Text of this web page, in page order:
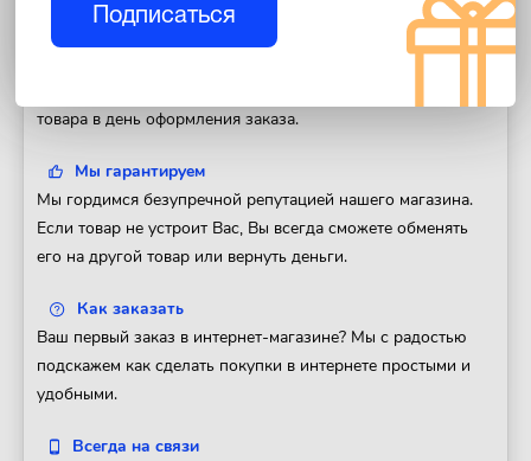
Полезная информация
товара в день оформления заказа.
Мы гарантируем
Мы гордимся безупречной репутацией нашего магазина.
Если товар не устроит Вас, Вы всегда сможете обменять
его на другой товар или вернуть деньги.
Как заказать
Ваш первый заказ в интернет-магазине? Мы с радостью
подскажем как сделать покупки в интернете простыми и
удобными.
Всегда на связи
Подписаться